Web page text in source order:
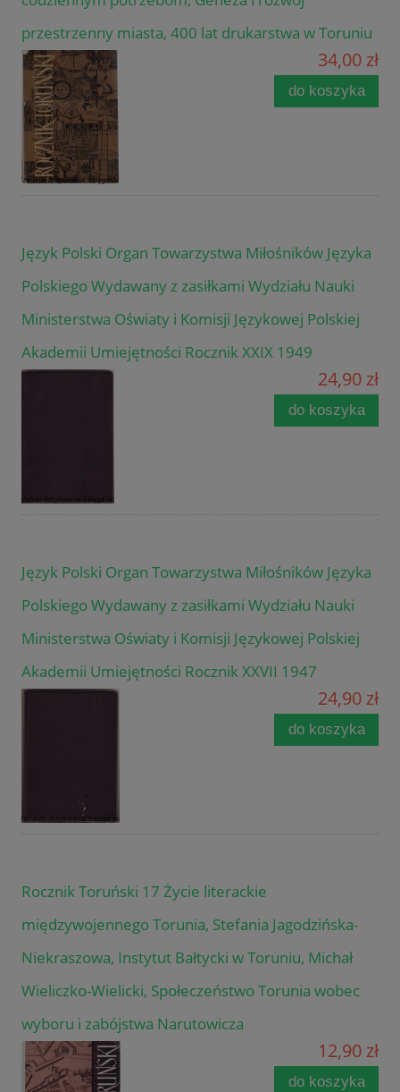
przestrzenny miasta, 400 lat drukarstwa w Toruniu
34,00 zł
do koszyka
Język Polski Organ Towarzystwa Miłośników Języka
Polskiego Wydawany z zasiłkami Wydziału Nauki
Ministerstwa Oświaty i Komisji Językowej Polskiej
Akademii Umiejętności Rocznik XXIX 1949
24,90 zł
do koszyka
Język Polski Organ Towarzystwa Miłośników Języka
Polskiego Wydawany z zasiłkami Wydziału Nauki
Ministerstwa Oświaty i Komisji Językowej Polskiej
Akademii Umiejętności Rocznik XXVII 1947
24,90 zł
do koszyka
Rocznik Toruński 17 Życie literackie
międzywojennego Torunia, Stefania Jagodzińska-
Niekraszowa, Instytut Bałtycki w Toruniu, Michał
Wieliczko-Wielicki, Społeczeństwo Torunia wobec
wyboru i zabójstwa Narutowicza
12,90 zł
do koszyka